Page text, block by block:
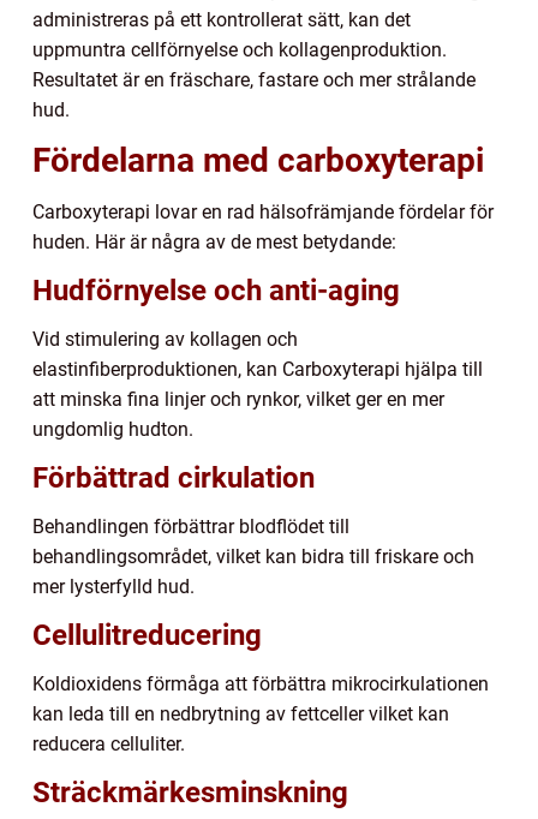
administreras på ett kontrollerat sätt, kan det
uppmuntra cellförnyelse och kollagenproduktion.
Resultatet är en fräschare, fastare och mer strålande
hud.
Fördelarna med carboxyterapi
Carboxyterapi lovar en rad hälsofrämjande fördelar för
huden. Här är några av de mest betydande:
Hudförnyelse och anti-aging
Vid stimulering av kollagen och
elastinfiberproduktionen, kan Carboxyterapi hjälpa till
att minska fina linjer och rynkor, vilket ger en mer
ungdomlig hudton.
Förbättrad cirkulation
Behandlingen förbättrar blodflödet till
behandlingsområdet, vilket kan bidra till friskare och
mer lysterfylld hud.
Cellulitreducering
Koldioxidens förmåga att förbättra mikrocirkulationen
kan leda till en nedbrytning av fettceller vilket kan
reducera celluliter.
Sträckmärkesminskning